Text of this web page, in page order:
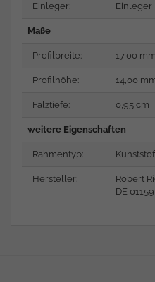
Einleger: Einleger
Maße
Profilbreite: 17,00 mm
Profilhöhe: 14,00
Falztiefe: 0,95 cm
weitere Eigenschaften
Rahmentyp:
Hersteller:
Robert
DE